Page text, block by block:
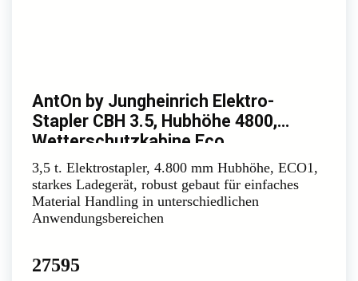
AntOn by Jungheinrich Elektro-
Stapler CBH 3.5, Hubhöhe 4800,
Wetterschutzkabine Eco
3,5 t. Elektrostapler, 4.800 mm Hubhöhe, ECO1,
starkes Ladegerät, robust gebaut für einfaches
Material Handling in unterschiedlichen
Anwendungsbereichen
27595